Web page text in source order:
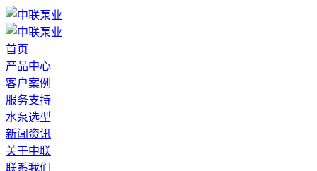
首页
产品中心
客户案例
服务支持
水泵选型
新闻资讯
关于中联
联系我们